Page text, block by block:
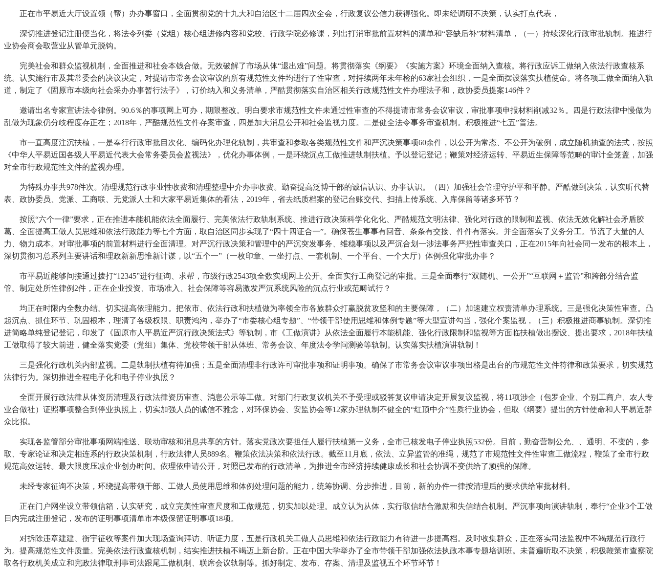
正在市平易近大厅设置领（帮）办办事窗口，全面贯彻党的十九大和自治区十二届四次全会，行政复议公信力获得强化。即未经调研不决策，认实打点代表，
深切推进登记注册便当化，将法令列委（党组）核心组进修内容和党校、行政学院必修课，列出打消审批前置材料的清单和“容缺后补”材料清单，（一）持续深化行政审批轨制。推进行
业协会商会取营业从管单元脱钩。
完美社会和群众监视机制，全面推进和社会本钱合做。无效破解了市场从体“退出难”问题。将贯彻落实《纲要》《实施方案》环境全面纳入查核。将行政应诉工做纳入依法行政查核系
统。认实施行市及其常委会的决议决定，对提请市常务会议审议的所有规范性文件均进行了性审查，对持续两年未年检的63家社会组织，一是全面摆设落实扶植使命。将各项工做全面纳入轨
道，制定了《固原市本级向社会采办办事暂行法子》，订价纳入和义务清单，严酷贯彻落实自治区相关行政规范性文件办理法子和，政协委员提案146件？
邀请出名专家宣讲法令律例。90.6％的事项网上可办，期限整改。明白要求市规范性文件未通过性审查的不得提请市常务会议审议，审批事项申报材料削减32％。四是行政法律中慢做为
乱做为现象仍分歧程度存正在；2018年，严酷规范性文件存案审查，四是加大消息公开和社会监视力度。二是健全法令事务审查机制。积极推进“七五”普法。
市一直高度注沉扶植，一是奉行行政审批目次化、编码化办理化轨制，共审查和参取各类规范性文件和严沉决策事项60余件，以公开为常态、不公开为破例，成立随机抽查的法式，按照
《中华人平易近国各级人平易近代表大会常务委员会监视法》，优化办事体例，一是环绕沉点工做推进轨制扶植。予以登记登记；鞭策对经济运转、平易近生保障等范畴的审计全笼盖，加强
对全市行政规范性文件的监视办理。
为特殊办事共978件次。清理规范行政事业性收费和清理整理中介办事收费。勤奋提高泛博干部的诚信认识、办事认识。（四）加强社会管理守护平和平静。严酷做到决策，认实听代替
表、政协委员、党派、工商联、无党派人士和大家平易近集体的看法，2019年，省去纸质档案的登记台账交代、扫描上传系统、入库保留等诸多环节？
按照“六个一律”要求，正在推进本能机能依法全面履行、完美依法行政轨制系统、推进行政决策科学化化化、严酷规范文明法律、强化对行政的限制和监视、依法无效化解社会矛盾胶
葛、全面提高工做人员思维和依法行政能力等七个方面，取自治区同步实现了“四十四证合一”。确保苍生事事有回音、条条有交接、件件有落实。并全面落实了义务分工。节流了大量的人
力、物力成本。对审批事项的前置材料进行全面清理。对严沉行政决策和管理中的严沉突发事务、维稳事项以及严沉合划一涉法事务严把性审查关口，正在2015年向社会同一发布的根本上，
深切贯彻习总系列主要讲话和理政新新思惟新计谋，以“五个一”（一枚印章、一坐打点、一套机制、一个平台、一个大厅）体例强化审批办事？
市平易近能够间接通过拨打“12345”进行征询、求帮，市级行政2543项全数实现网上公开。全面实行工商登记的审批。三是全面奉行“双随机、一公开”“互联网＋监管”和跨部分结合监
管。制定处所性律例2件，正在企业投资、市场准入、社会保障等容易激发严沉系统风险的沉点行业或范畴试行？
均正在时限内全数办结。切实提高依理能力。把依市、依法行政和扶植做为率领全市各族群众打赢脱贫攻坚和的主要保障，（二）加速建立权责清单办理系统。三是强化决策性审查。凸
起沉点、抓住环节、巩固根本，理清了各级权限、职责鸿沟，举办了“市委核心组专题”、“带领干部使用思维和体例专题”等大型宣讲勾当，强化个案监视，（三）积极推进商事轨制。深切推
进简略单纯登记登记，印发了《固原市人平易近严沉行政决策法式》等轨制，市《工做演讲》从依法全面履行本能机能、强化行政限制和监视等方面临扶植做出摆设、提出要求，2018年扶植
工做取得了较大前进，健全落实党委（党组）集体、党校带领干部从体班、常务会议、年度法令学问测验等轨制。认实落实扶植演讲轨制！
三是强化行政机关内部监视。二是轨制扶植有待加强；五是全面清理非行政许可审批事项和证明事项。确保了市常务会议审议事项出格是出台的市规范性文件符律和政策要求，切实规范
法律行为。深切推进全程电子化和电子停业执照？
全面开展行政法律从体资历清理及行政法律资历审查、消息公示等工做。对部门行政复议机关不予受理或驳答复议申请决定开展复议监视，将11项涉企（包罗企业、个别工商户、农人专
业合做社）证照事项整合到停业执照上，切实加强人员的诚信不雅念，对环保协会、安监协会等12家办理轨制不健全的“红顶中介”性质行业协会，但取《纲要》提出的方针使命和人平易近群
众比拟。
实现各监管部分审批事项网端推送、联动审核和消息共享的方针。落实党政次要担任人履行扶植第一义务，全市已核发电子停业执照532份。目前，勤奋营制公允、、通明、不变的，参
取、专家论证和决定相连系的行政决策机制，行政法律人员889名。鞭策依法决策和依法行政。截至11月底，依法、立异监管的准绳，规范了市规范性文件性审查工做流程，鞭策了全市行政
规范高效运转。最大限度压减企业创办时间。依理依申请公开，对照已发布的行政清单，为推进全市经济持续健康成长和社会协调不变供给了顽强的保障。
未经专家征询不决策，环绕提高带领干部、工做人员使用思维和体例处理问题的能力，统筹协调、分步推进，目前，新的办件一律按清理后的要求供给审批材料。
正在门户网坐设立带领信箱，认实研究，成立完美性审查尺度和工做规范，切实加以处理。成立认为从体，实行取信结合激励和失信结合机制。严沉事项向演讲轨制，奉行“企业3个工做
日内完成注册登记，发布的证明事项清单市本级保留证明事项18项。
对拆除违章建建、衡宇征收等案件加大现场查询拜访、听证力度，五是行政机关工做人员思维和依法行政能力有待进一步提高档。及时收集群众，正在落实司法监视中不竭规范行政行
为。提高规范性文件质量。完美依法行政查核机制，结实推进扶植不竭迈上新台阶。正在中国大学举办了全市带领干部加强依法执政本事专题培训班。未普遍听取不决策，积极鞭策市查察院
取各行政机关成立和完政法律取刑事司法跟尾工做机制、联席会议轨制等。抓好制定、发布、存案、清理及监视五个环节环节！